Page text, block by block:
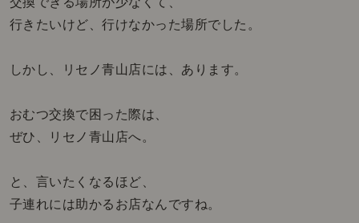
行きたいけど、行けなかった場所でした。
しかし、リセノ青山店には、あります。
おむつ交換で困った際は、
ぜひ、リセノ青山店へ。
と、言いたくなるほど、
子連れには助かるお店なんですね。